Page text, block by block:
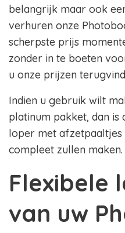
belangrijk maar ook
verhuren onze
scherpste prijs
zonder in te boeten
u onze prijzen
Indien u gebruik wilt
platinum pakket, dan
loper met afzetpaaltjes
compleet zullen maken.
Flexibele
van uw